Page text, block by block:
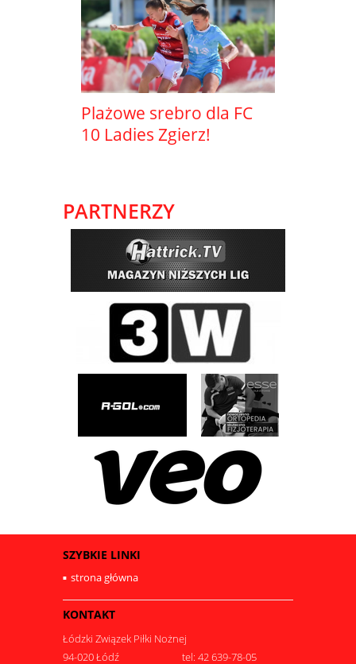
Plażowe srebro dla FC
10 Ladies Zgierz!
PARTNERZY
SZYBKIE LINKI
strona główna
KONTAKT
Łódzki Związek Piłki Nożnej
94-020 Łódź
tel: 42 639-78-05